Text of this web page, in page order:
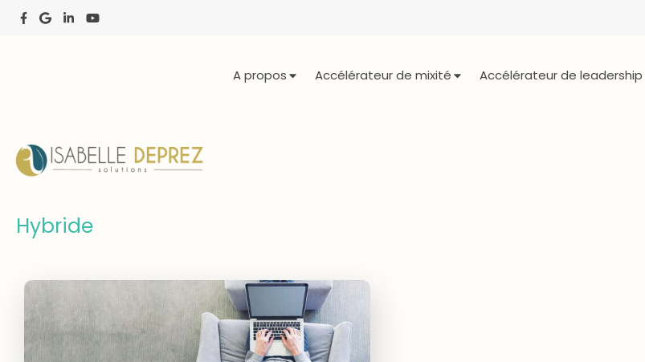
A propos Accélérateur de mixité Accélérateur de leadership
Hybride